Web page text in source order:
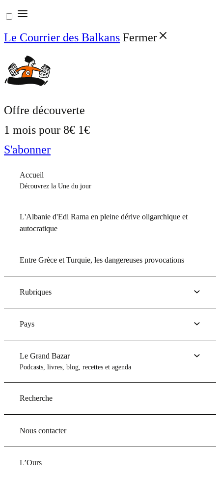
Aller
au
contenu
Le Courrier des Balkans Fermer
Offre découverte
1 mois pour 8€ 1€
S'abonner
Accueil
Découvrez la Une du jour
L'Albanie d'Edi Rama en pleine dérive oligarchique et
autocratique
Entre Grèce et Turquie, les dangereuses provocations
Rubriques
Pays
Le Grand Bazar
Podcasts, livres, blog, recettes et agenda
Recherche
Nous contacter
L’Ours